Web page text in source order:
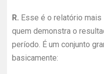
R. Esse é o relatório
quem demonstra o
período. É um conjunto
basicamente: